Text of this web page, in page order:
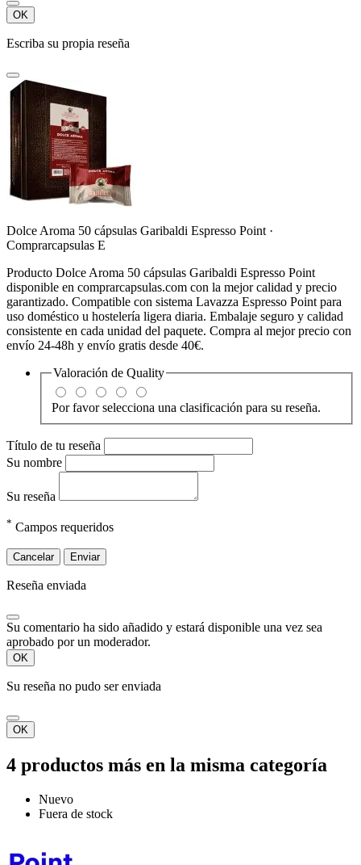
OK
Escriba su propia reseña
Dolce Aroma 50 cápsulas Garibaldi Espresso Point ·
Comprarcapsulas E
Producto Dolce Aroma 50 cápsulas Garibaldi Espresso Point
disponible en comprarcapsulas.com con la mejor calidad y precio
garantizado. Compatible con sistema Lavazza Espresso Point para
uso doméstico u hostelería ligera diaria. Embalaje seguro y calidad
consistente en cada unidad del paquete. Compra al mejor precio con
envío 24-48h y envío gratis desde 40€.
Valoración de Quality
Por favor selecciona una clasificación para su reseña.
Título de tu reseña
Su nombre
Su reseña
* Campos requeridos
Cancelar Enviar
Reseña enviada
Su comentario ha sido añadido y estará disponible una vez sea
aprobado por un moderador.
OK
Su reseña no pudo ser enviada
OK
4 productos más en la misma categoría
Nuevo
Fuera de stock